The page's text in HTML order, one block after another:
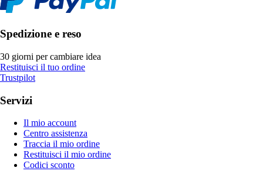
Spedizione e reso
30 giorni per cambiare idea
Restituisci il tuo ordine
Trustpilot
Servizi
Il mio account
Centro assistenza
Traccia il mio ordine
Restituisci il mio ordine
Codici sconto